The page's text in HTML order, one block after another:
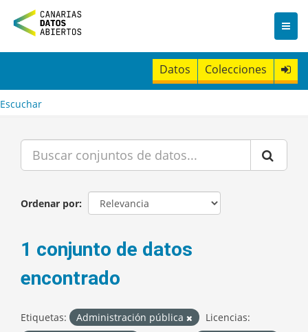
n
t
Datos Colecciones
Escuchar
Ordenar por
1 conjunto de datos
encontrado
Etiquetas: Administración pública
Licencias: